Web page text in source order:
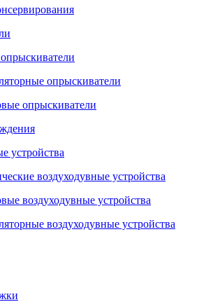
опрыскиватели
опрыскиватели
устройства
воздуходувные устройства
воздуходувные устройства
воздуходувные устройства